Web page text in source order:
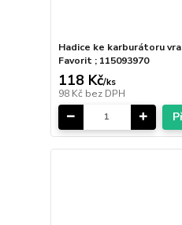
Hadice ke karburátoru
Favorit ; 115093970
118 Kč/ks
98 Kč bez DPH